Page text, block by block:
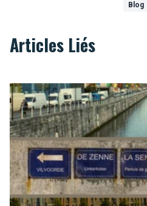
Blog
Articles Liés
La Senne coule dans nos veines